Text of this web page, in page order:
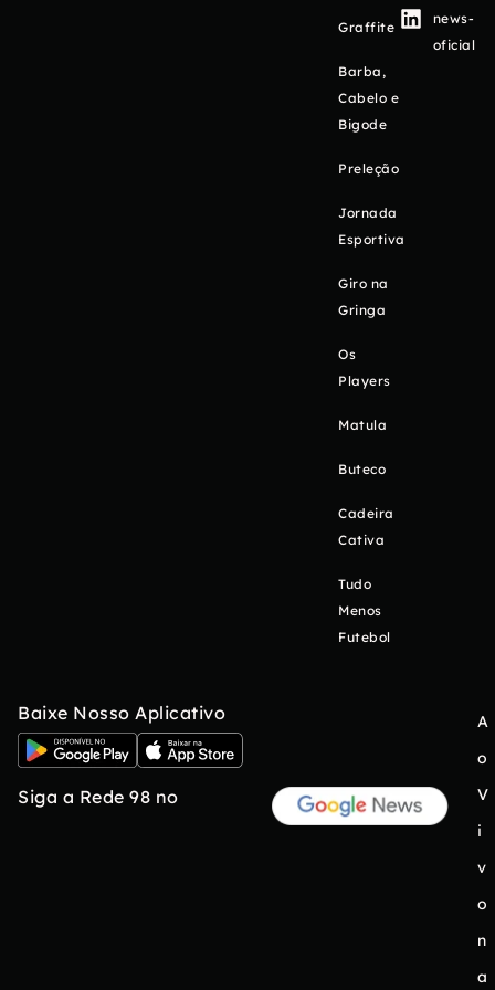
Graffite
Barba,
Cabelo e
Bigode
Preleção
Jornada
Esportiva
Giro na
Gringa
Os
Players
Matula
Buteco
Cadeira
Cativa
Tudo
Menos
Futebol
news-
oficial
Baixe Nosso Aplicativo
Siga a Rede 98 no
A
o
V
i
v
o
n
a